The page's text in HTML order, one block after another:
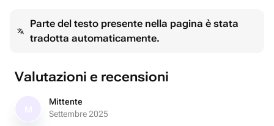
Состав композиции, представленной на фото:
Фольг. шар с гелием сердце 45 см. розовое
Возд. шар с гелием с конфетти 30 см - 3 шт.
Возд. шар с гелием пастель 30 см - 4 шт.
Возд. шар с гелием металлик 30 см - 4 шт.
Parte del testo presente nella pagina è stata
tradotta automaticamente.
Valutazioni e recensioni
Mittente
Settembre 2025